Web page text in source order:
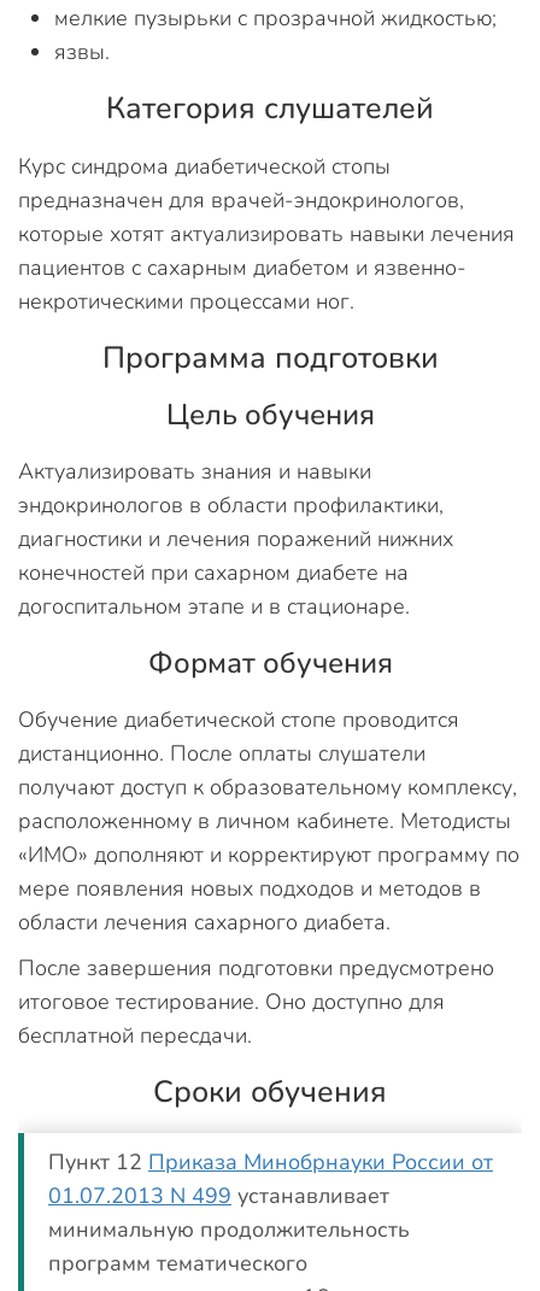
мелкие пузырьки с прозрачной жидкостью;
язвы.
Категория слушателей
Курс синдрома диабетической стопы
предназначен для врачей-эндокринологов,
которые хотят актуализировать навыки лечения
пациентов с сахарным диабетом и язвенно-
некротическими процессами ног.
Программа подготовки
Цель обучения
Актуализировать знания и навыки
эндокринологов в области профилактики,
диагностики и лечения поражений нижних
конечностей при сахарном диабете на
догоспитальном этапе и в стационаре.
Формат обучения
Обучение диабетической стопе проводится
дистанционно. После оплаты слушатели
получают доступ к образовательному комплексу,
расположенному в личном кабинете. Методисты
«ИМО» дополняют и корректируют программу по
мере появления новых подходов и методов в
области лечения сахарного диабета.
После завершения подготовки предусмотрено
итоговое тестирование. Оно доступно для
бесплатной пересдачи.
Сроки обучения
Пункт 12 Приказа Минобрнауки России от
01.07.2013 N 499 устанавливает
минимальную продолжительность
программ тематического